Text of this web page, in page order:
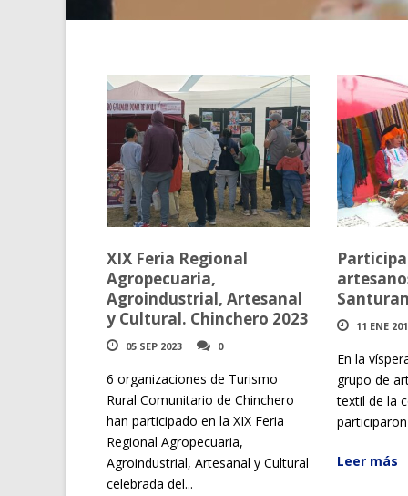
XIX Feria Regional
Agropecuaria,
Agroindustrial, Artesanal
y Cultural. Chinchero 2023
05 SEP 2023 0
6 organizaciones de Turismo
Rural Comunitario de Chinchero
han participado en la XIX Feria
Regional Agropecuaria,
Agroindustrial, Artesanal y Cultural
celebrada del...
11 ENE
En la
grupo de
textil de la
Leer más